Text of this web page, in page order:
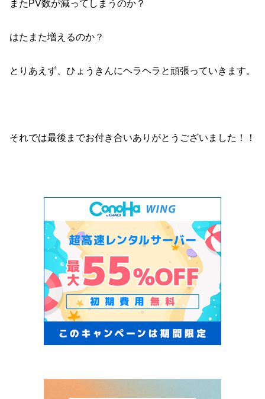
またPV数が減ってしまうのか？
はたまた増えるのか？
とりあえず、ひょうきんにヘラヘラと頑張っていきます。
それでは最後までお付き合いありがとうございました！！